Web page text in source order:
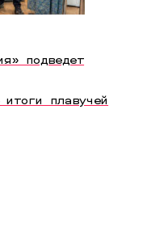
подведет
плавучей